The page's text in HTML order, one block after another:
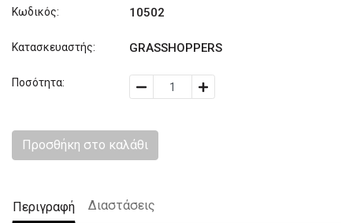
Κωδικός: 10502
Κατασκευαστής: GRASSHOPPERS
Ποσότητα:
Προσθήκη στο καλάθι
Περιγραφή Διαστάσεις